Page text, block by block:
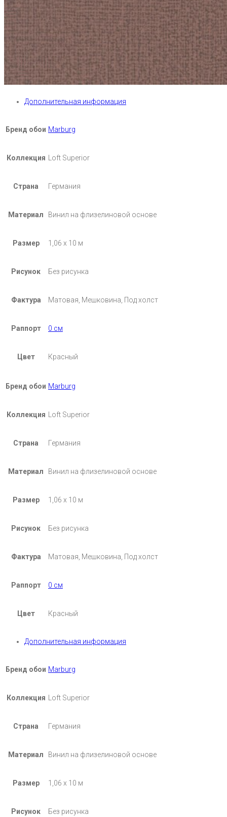
Дополнительная информация
Бренд обои Marburg
Коллекция Loft Superior
Страна Германия
Материал Винил на флизелиновой основе
Размер 1,06 х 10 м
Рисунок Без рисунка
Фактура Матовая, Мешковина, Под холст
Раппорт 0 см
Цвет Красный
Бренд обои Marburg
Коллекция Loft Superior
Страна Германия
Материал Винил на флизелиновой основе
Размер 1,06 х 10 м
Рисунок Без рисунка
Фактура Матовая, Мешковина, Под холст
Раппорт 0 см
Цвет Красный
Дополнительная информация
Бренд обои Marburg
Коллекция Loft Superior
Страна Германия
Материал Винил на флизелиновой основе
Размер 1,06 х 10 м
Рисунок Без рисунка